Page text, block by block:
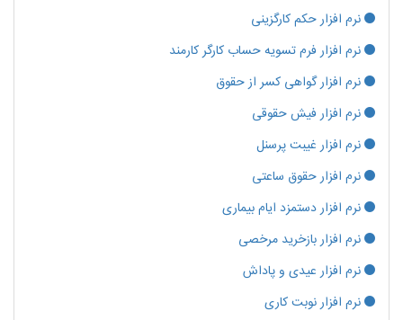
نرم افزار حکم کارگزینی
نرم افزار فرم تسویه حساب کارگر کارمند
نرم افزار گواهی کسر از حقوق
نرم افزار فیش حقوقی
نرم افزار غیبت پرسنل
نرم افزار حقوق ساعتی
نرم افزار دستمزد ایام بیماری
نرم افزار بازخرید مرخصی
نرم افزار عیدی و پاداش
نرم افزار نوبت کاری